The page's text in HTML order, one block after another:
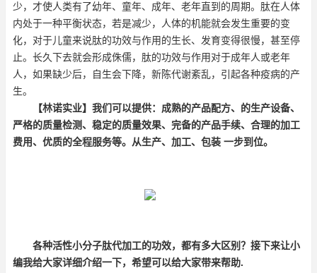
少，才使人类有了幼年、童年、成年、老年直到的周期。肽在人体
内处于一种平衡状态，若是减少，人体的机能就会发生重要的变
化，对于儿童来说肽的功效与作用的生长、发育变得很慢，甚至停
止。长久下去就会形成侏儒，肽的功效与作用对于成年人或老年
人，如果缺少后，自生会下降，新陈代谢紊乱，引起各种疫病的产
生。
【林诺实业】 我们可以提供：成熟的产品配方、的生产设备、
严格的质量检测、稳定的质量效果、完备的产品手续、合理的加工
费用、优质的全程服务等。从生产、加工、包装 一步到位。
各种活性小分子肽代加工的功效，都有多大区别？ 接下来让小
编我给大家详细介绍一下，希望可以给大家带来帮助.